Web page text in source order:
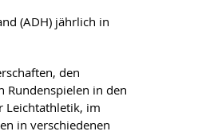
(ADH) jährlich in
den
Rundenspielen in den
Leichtathletik, im
in verschiedenen